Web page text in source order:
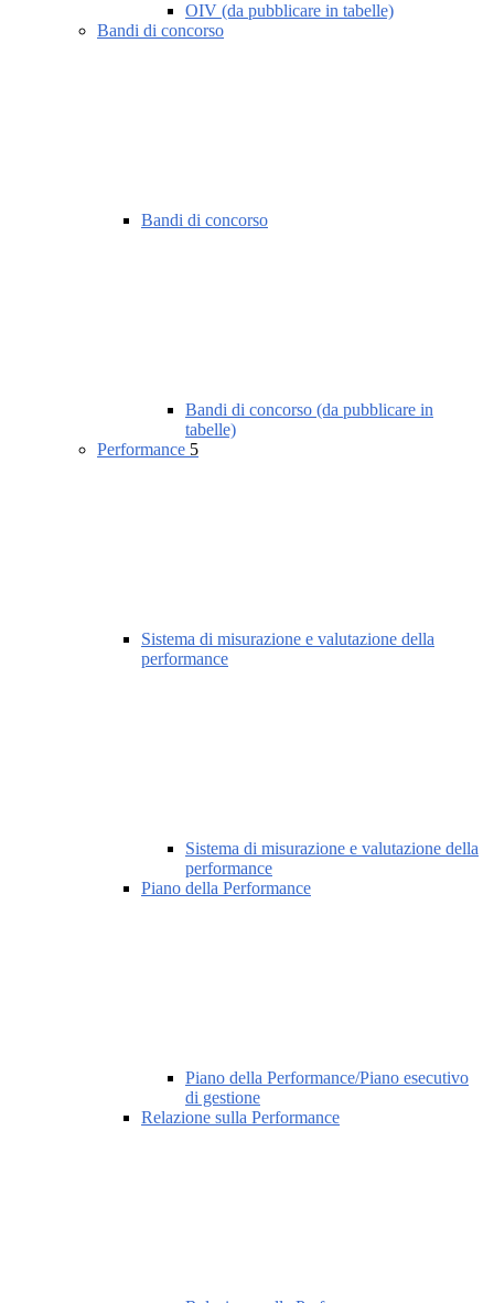
OIV (da pubblicare in tabelle)
Bandi di concorso
Bandi di concorso
Bandi di concorso (da pubblicare in
tabelle)
Performance 5
Sistema di misurazione e valutazione della
performance
Sistema di misurazione e valutazione della
performance
Piano della Performance
Piano della Performance/Piano esecutivo
di gestione
Relazione sulla Performance